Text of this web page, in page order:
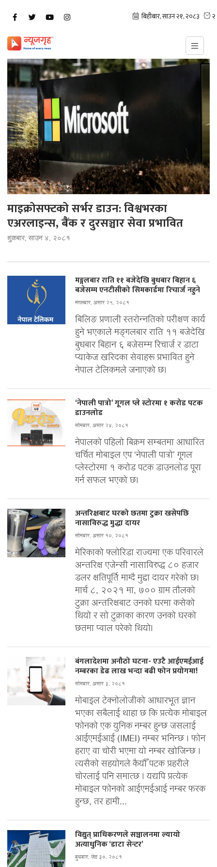
माइक्रोसफ्टको सर्भर डाउन: विश्वभरका
एअरलाइन्स, बैंक र दुरसञ्चार सेवा प्रभावित
शुक्रबार, साउन ४, २०८१
मङ्गलबार राति ११ बजेदेखि बुधबार बिहान ६
बजेसम्म एनटीसीको सिमकार्डमा रिचार्ज नहुने
मंगलबार, असार २५, २०८१
बिलिङ प्रणाली स्तरोन्नतिको परीक्षण कार्य
हुने भएकाले मङ्गलबार राति ११ बजेदेखि
बुधबार बिहान ६ बजेसम्म रिचार्ज र डाटा
प्याकेज खरिदका सेवाहरू प्रभावित हुने
नेपाल टेलिकमले जनाएको छ।
‘नेपाली पात्रो’ गूगल प्ले स्टोरमा १ करोड पटक
डाउनलोड
सोमबार, असार २४, २०८१
नेपालको पहिलो बिक्रम सम्बतमा आधारित
चर्चित मोबाइल एप ‘नेपाली पात्रो’ गूगल
प्लेस्टोरमा १ करोड पटक डाउनलोड पूरा
गर्न सफल भएको छ।
अन्तरिक्षबाट घरको छतमा टुक्रा खसेपछि
नासाविरुद्ध मुद्धा दायर
सोमबार, असार १०, २०८१
मेरिकाको फ्लोरिडा राज्यमा एक परिवारले
अन्तरिक्ष एजेन्सी नासाविरुद्ध ८० हजार
डलर क्षतिपूर्ति माग्दै मुद्दा दायर गरेको छ।
मार्च ८, २०२१ मा, ७०० ग्राम तौलको
टुक्रा अन्तरिक्षबाट उनको घरमा कसेको
थियो र सो टुक्राका कारण उनको घरको
छतमा प्वाल परेको थियो।
बंगलादेशमा अनौठो घटना- एउटै आईएमईआई
नम्बरका डेढ लाख भन्दा बढी फोन प्रयोगमा!
सोमबार, असार ३, २०८१
मोबाइल टेक्नोलोजीको आधारभूत ज्ञान
भएका सबैलाई थाहा छ कि प्रत्येक मोबाइल
फोनको एक युनिक नम्बर हुन्छ जसलाई
आईएमईआई (IMEI) नम्बर भनिन्छ । फोन
हराए वा चोरी भएमा यो नम्बर खोजिन्छ ।
त्यसैको सहयोगले कैयौँ पटक प्रहरीले
चोरलाई पनि समात्छ । यद्यपि प्रत्येक
मोबाइल फोनको आईएमईआई नम्बर फरक
हुन्छ, तर हामी...
विद्युत् प्राधिकरणले सञ्चालनमा ल्यायो
अत्याधुनिक ‘डाटा सेन्टर’
बुधबार, जेठ ३०, २०८१